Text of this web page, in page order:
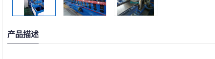
产品描述